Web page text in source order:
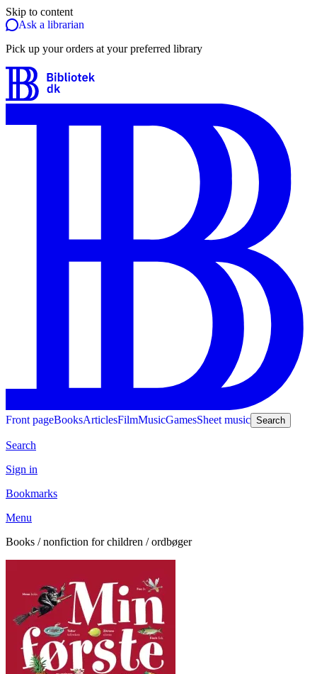
Skip to content
Ask a librarian
Pick up your orders at your preferred library
Front pageBooksArticlesFilmMusicGamesSheet music Search
Search
Sign in
Bookmarks
Menu
Books / nonfiction for children / ordbøger